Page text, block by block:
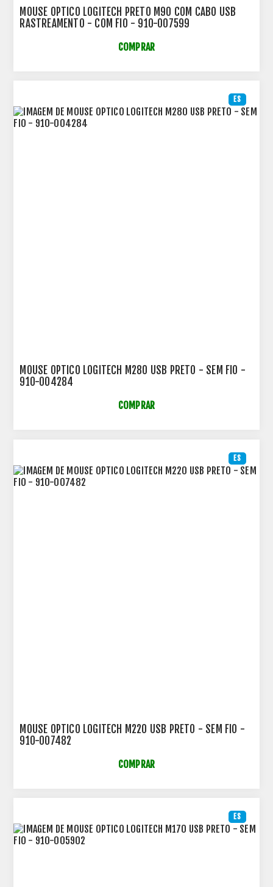
MOUSE OPTICO LOGITECH PRETO M90 COM CABO USB
RASTREAMENTO - COM FIO - 910-007599
COMPRAR
ES
MOUSE OPTICO LOGITECH M280 USB PRETO - SEM FIO -
910-004284
COMPRAR
ES
MOUSE OPTICO LOGITECH M220 USB PRETO - SEM FIO -
910-007482
COMPRAR
ES